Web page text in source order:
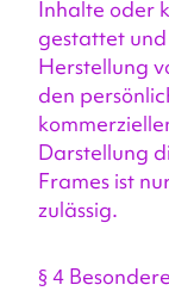
Inhalte oder
gestattet
Herstellung
den
Darstellung
Frames ist
zulässig.
§ 4